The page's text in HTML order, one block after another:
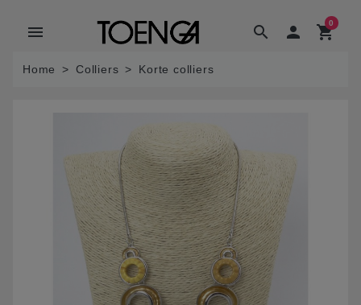
search
menu  shopping_cart
0
Home Colliers Korte colliers